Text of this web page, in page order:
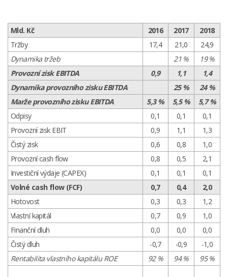
Mld. Kč 2016 2017
2018
Tržby
17,4 21,0
24,9
Dynamika tržeb
21 %
19 %
Provozní zisk EBITDA
0,9 1,1
1,4
Dynamika provozního zisku EBITDA
25 %
24 %
Marže provozního zisku EBITDA
5,3 % 5,5 %
5,7 %
Odpisy
0,1 0,1
0,1
Provozní zisk EBIT
0,9 1,1
1,3
Čistý zisk
0,6 0,8
1,0
Provozní cash flow
0,8 0,5
2,1
Investiční výdaje (CAPEX)
0,1 0,1
0,1
Volné cash flow (FCF)
0,7 0,4
2,0
Hotovost
0,3 0,3
1,2
Vlastní kapitál
0,7 0,9
1,0
Finanční dluh
0,0 0,0
0,0
Čistý dluh
-0,7 -0,9
-1,0
Rentabilita vlastního kapitálu ROE
92 % 94 % 95 %